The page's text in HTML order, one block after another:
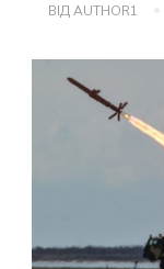
ВІДAUTHOR1